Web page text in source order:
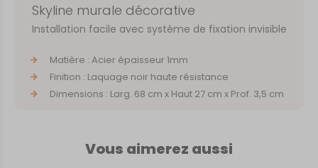
Skyline murale décorative
Installation facile avec système de fixation invisible
Matière : Acier épaisseur 1mm
Finition : Laquage noir haute résistance
Dimensions : Larg. 68 cm x Haut 27 cm x Prof. 3,5 cm
Vous aimerez aussi